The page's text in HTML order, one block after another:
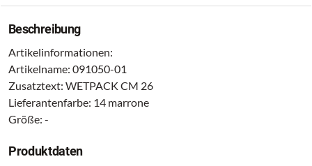
Beschreibung
Artikelinformationen:
Artikelname: 091050-01
Zusatztext: WETPACK CM 26
Lieferantenfarbe: 14 marrone
Größe: -
Produktdaten